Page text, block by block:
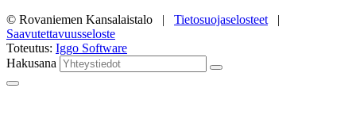
© Rovaniemen Kansalaistalo | Tietosuojaselosteet |
Saavutettavuusseloste
Toteutus: Iggo Software
Hakusana